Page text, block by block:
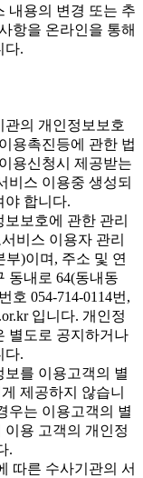
내용의 변경 또는 추
항을 온라인을 통해
다.
의 개인정보보호
용촉진등에 관한 법
용신청시 제공받는
비스 이용중 생성되
야 합니다.
보호에 관한 관리
비스 이용자 관리
)이며, 주소 및 연
동내로 64(동내동
호 054-714-0114번,
입니다. 개인정
별도로 공지하거나
다.
를 이용고객의 별
제공하지 않습니
우는 이용고객의 별
이용 고객의 개인정
.
따른 수사기관의 서